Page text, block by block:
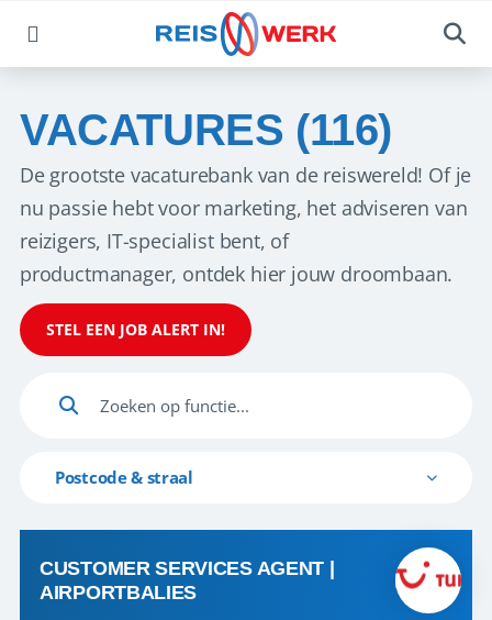
VACATURES (116)
De grootste vacaturebank van de reiswereld! Of je
nu passie hebt voor marketing, het adviseren van
reizigers, IT-specialist bent, of
productmanager, ontdek hier jouw droombaan.
STEL EEN JOB ALERT IN!
Postcode & straal
CUSTOMER SERVICES AGENT |
AIRPORTBALIES